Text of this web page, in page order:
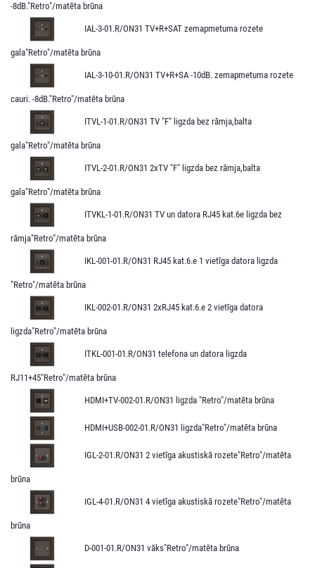
-8dB."Retro"/matēta brūna
IAL-3-01.R/ON31 TV+R+SAT zemapmetuma rozete
gala"Retro"/matēta brūna
IAL-3-10-01.R/ON31 TV+R+SA -10dB. zemapmetuma rozete
cauri. -8dB."Retro"/matēta brūna
ITVL-1-01.R/ON31 TV "F" ligzda bez rāmja,balta
gala"Retro"/matēta brūna
ITVL-2-01.R/ON31 2xTV "F" ligzda bez rāmja,balta
gala"Retro"/matēta brūna
ITVKL-1-01.R/ON31 TV un datora RJ45 kat.6e ligzda bez
rāmja"Retro"/matēta brūna
IKL-001-01.R/ON31 RJ45 kat.6.e 1 vietīga datora ligzda
"Retro"/matēta brūna
IKL-002-01.R/ON31 2xRJ45 kat.6.e 2 vietīga datora
ligzda"Retro"/matēta brūna
ITKL-001-01.R/ON31 telefona un datora ligzda
RJ11+45"Retro"/matēta brūna
HDMI+TV-002-01.R/ON31 ligzda "Retro"/matēta brūna
HDMI+USB-002-01.R/ON31 ligzda"Retro"/matēta brūna
IGL-2-01.R/ON31 2 vietīga akustiskā rozete"Retro"/matēta
brūna
IGL-4-01.R/ON31 4 vietīga akustiskā rozete"Retro"/matēta
brūna
D-001-01.R/ON31 vāks"Retro"/matēta brūna